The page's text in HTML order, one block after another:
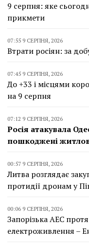
9 серпня: яке
прикмети
07:55 9 СЕРПНЯ, 2026
Втрати росіян: за
07:45 9 СЕРПНЯ, 2026
До +33 і місцями
на 9 серпня
07:12 9 СЕРПНЯ, 2026
Росія атакувала
пошкоджені
00:57 9 СЕРПНЯ, 2026
Литва розглядає
протидії дронам у
00:06 9 СЕРПНЯ, 2026
Запорізька АЕС
електроживлення –